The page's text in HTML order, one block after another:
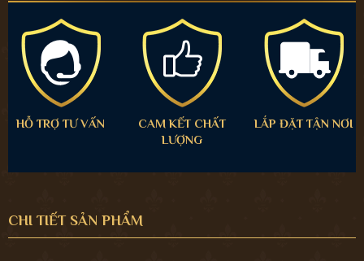
HỖ TRỢ TƯ VẤN
CAM KẾT CHẤT
LƯỢNG
LẮP ĐẶT TẬN NƠI
CHI TIẾT SẢN PHẨM